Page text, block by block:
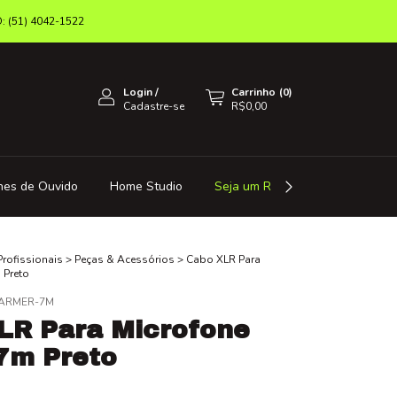
(51) 4042-1522
Login/
Cadastre-se
Carrinho (0)
R$0,00
de Ouvido Home Studio Seja um Revendedor
> Peças & Acessórios > Cabo XLR Para
7M
Para Microfone
Preto